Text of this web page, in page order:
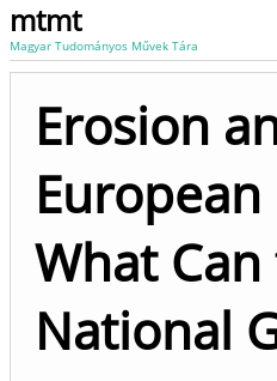
mtmt
Magyar Tudományos Művek Tára
Erosion
What
National